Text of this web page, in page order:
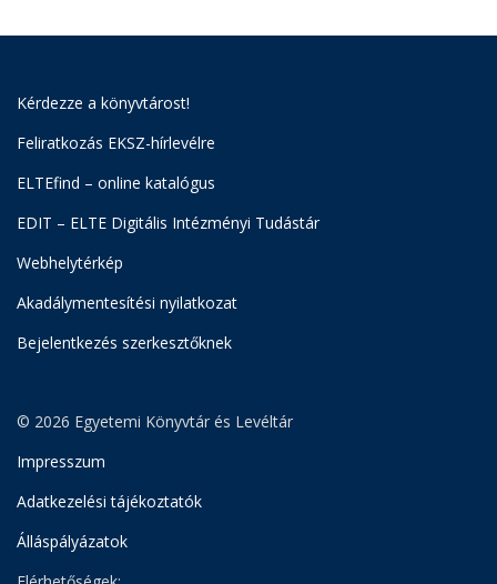
Kérdezze a könyvtárost!
Feliratkozás EKSZ-hírlevélre
ELTEfind – online katalógus
EDIT – ELTE Digitális Intézményi Tudástár
Webhelytérkép
Akadálymentesítési nyilatkozat
Bejelentkezés szerkesztőknek
© 2026 Egyetemi Könyvtár és Levéltár
Impresszum
Adatkezelési tájékoztatók
Álláspályázatok